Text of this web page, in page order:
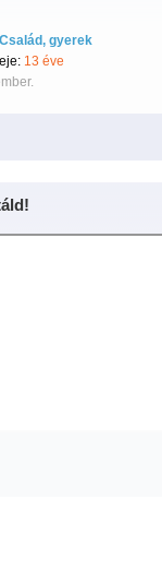
Család, gyerek
13 éve